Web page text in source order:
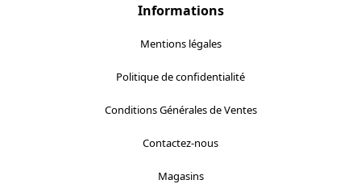
Informations
Mentions légales
Politique de confidentialité
Conditions Générales de Ventes
Contactez-nous
Magasins